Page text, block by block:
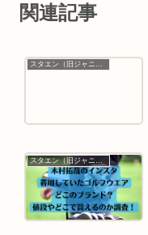
関連記事
スタエン（旧ジャニーズ）
スタエン（旧ジャニーズ）